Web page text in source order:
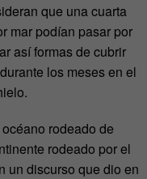
que una cuarta
mar podían pasar por
así formas de cubrir
los meses en el
rodeado de
rodeado por el
un discurso que dio en